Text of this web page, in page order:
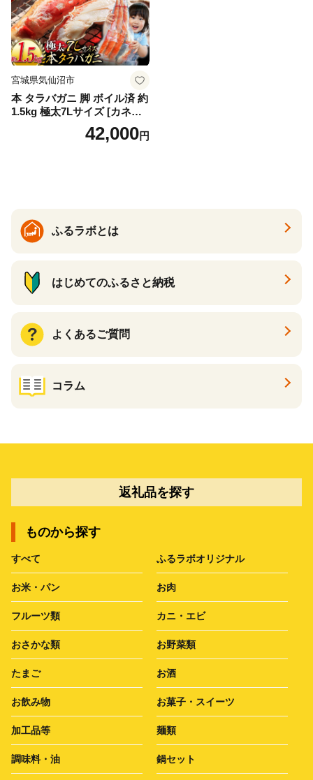
宮城県気仙沼市
本 タラバガニ 脚 ボイル済 約
1.5kg 極太7Lサイズ [カネダ
イ 宮城県 気仙沼市 2056432
6] カニ かに 蟹 たらばがに た
42,000円
ふるラボとは
はじめてのふるさと納税
よくあるご質問
コラム
返礼品を探す
ものから探す
すべて ふるラボオリジナル
お米・パン お肉
フルーツ類 カニ・エビ
おさかな類 お野菜類
たまご お酒
お飲み物 お菓子・スイーツ
加工品等 麺類
調味料・油 鍋セット